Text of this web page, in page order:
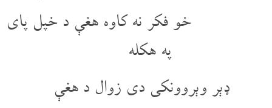
خو فکر نه کاوه هغې د خپل پای
په هکله
ډېر وېروونکی دی زوال د هغې